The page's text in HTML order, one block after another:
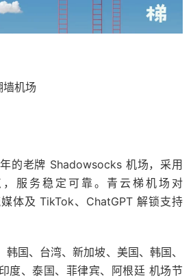
机场
的老牌 Shadowsocks 机场，采用
，服务稳定可靠。青云梯机场对
体及 TikTok、ChatGPT 解锁支持
国、台湾、新加坡、美国、韩国、
度、泰国、菲律宾、阿根廷 机场节